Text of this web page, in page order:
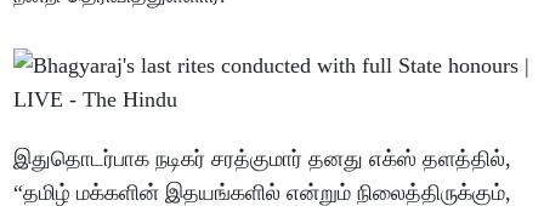
இதுதொடர்பாக நடிகர் சரத்குமார் தனது எக்ஸ் தளத்தில்,
“தமிழ் மக்களின் இதயங்களில் என்றும் நிலைத்திருக்கும்,